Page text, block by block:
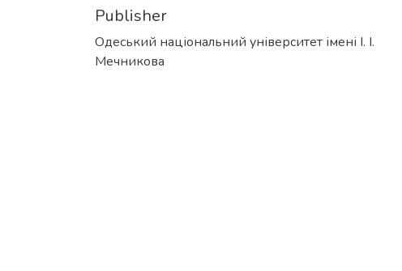
Publisher
Одеський національний університет імені І. І.
Мечникова